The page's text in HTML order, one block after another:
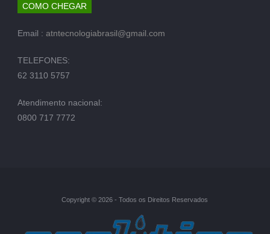
COMO CHEGAR
Email : atntecnologiabrasil@gmail.com
TELEFONES:
62 3110 5757
Atendimento nacional:
0800 717 7772
Copyright © 2026 - Todos os Direitos Reservados